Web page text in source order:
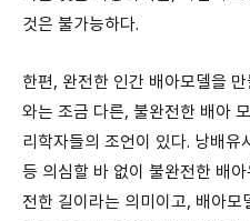
것은 불가능하다.
한편, 완전한 인간 배아모델을
와는 조금 다른, 불완전한 배아
리학자들의 조언이 있다. 낭배
등 의심할 바 없이 불완전한 배
전한 길이라는 의미이고, 배아